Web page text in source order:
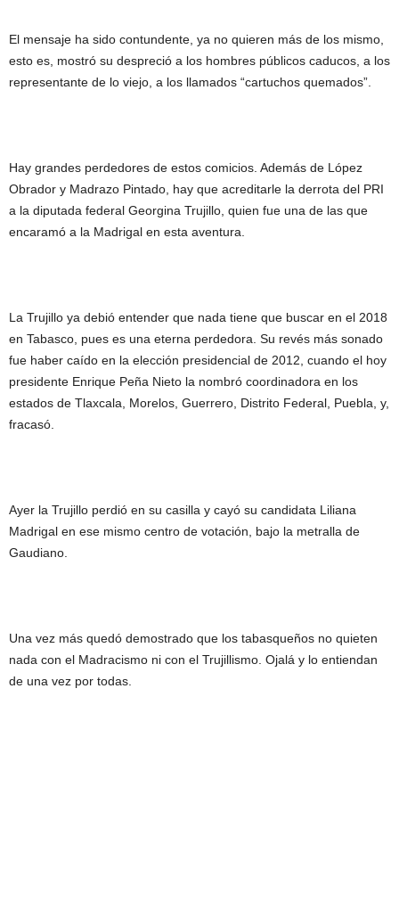
El mensaje ha sido contundente, ya no quieren más de los mismo,
esto es, mostró su despreció a los hombres públicos caducos, a los
representante de lo viejo, a los llamados “cartuchos quemados”.
Hay grandes perdedores de estos comicios. Además de López
Obrador y Madrazo Pintado, hay que acreditarle la derrota del PRI
a la diputada federal Georgina Trujillo, quien fue una de las que
encaramó a la Madrigal en esta aventura.
La Trujillo ya debió entender que nada tiene que buscar en el 2018
en Tabasco, pues es una eterna perdedora. Su revés más sonado
fue haber caído en la elección presidencial de 2012, cuando el hoy
presidente Enrique Peña Nieto la nombró coordinadora en los
estados de Tlaxcala, Morelos, Guerrero, Distrito Federal, Puebla, y,
fracasó.
Ayer la Trujillo perdió en su casilla y cayó su candidata Liliana
Madrigal en ese mismo centro de votación, bajo la metralla de
Gaudiano.
Una vez más quedó demostrado que los tabasqueños no quieten
nada con el Madracismo ni con el Trujillismo. Ojalá y lo entiendan
de una vez por todas.